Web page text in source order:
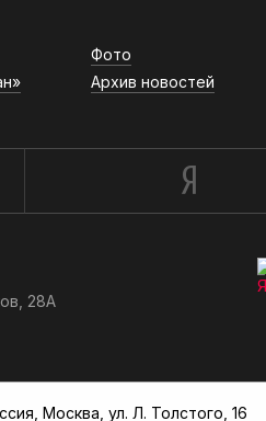
Фото
Архив новостей
28А
Москва, ул. Л. Толстого, 16